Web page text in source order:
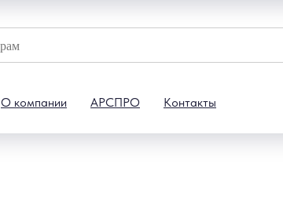
О компании АРСПРО Контакты